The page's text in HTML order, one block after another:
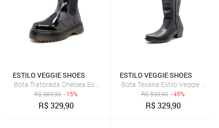
ESTILO VEGGIE SHOES
Bota Tratorada Chelsea Estilo Veggie Verniz Preto
R$389,90 - 15%
R$329,90
ESTILO VEGGIE SHOES
Bota Texana Estilo Veggie Preto
R$599,90 - 45%
R$329,90